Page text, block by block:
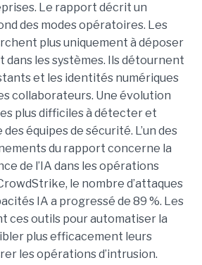
Le rapport décrit un
des modes opératoires. Les
plus uniquement à déposer
dans les systèmes. Ils détournent
et les identités numériques
collaborateurs. Une évolution
plus difficiles à détecter et
équipes de sécurité. L’un des
du rapport concerne la
de l’IA dans les opérations
le nombre d’attaques
IA a progressé de 89 %. Les
ces outils pour automatiser la
plus efficacement leurs
les opérations d’intrusion.